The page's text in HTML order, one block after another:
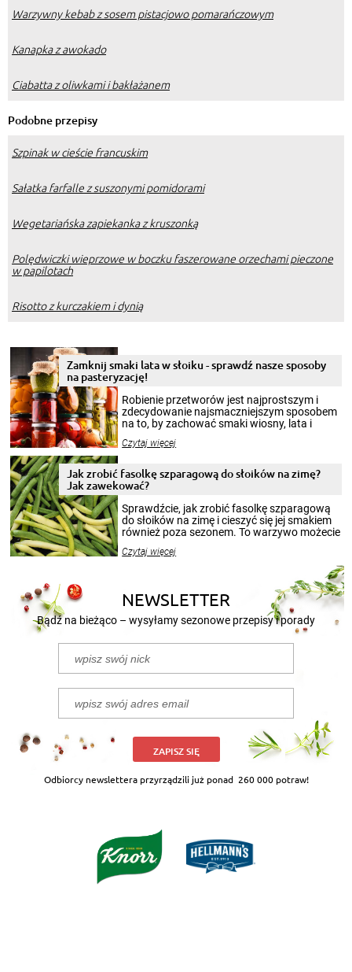
Warzywny kebab z sosem pistacjowo pomarańczowym
Kanapka z awokado
Ciabatta z oliwkami i bakłażanem
Podobne przepisy
Szpinak w cieście francuskim
Sałatka farfalle z suszonymi pomidorami
Wegetariańska zapiekanka z kruszonką
Polędwiczki wieprzowe w boczku faszerowane orzechami pieczone
w papilotach
Risotto z kurczakiem i dynią
Zamknij smaki lata w słoiku - sprawdź nasze sposoby
na pasteryzację!
Robienie przetworów jest najprostszym i
zdecydowanie najsmaczniejszym sposobem
na to, by zachować smaki wiosny, lata i
krajobrazów, by cieszyć nimi oko w sezonie
pełni poczuć atmosferę cieplejszych
miesięcy. Przygotowanie słoików ze
patenty, które pozwolą zachować świeżość
przetworów.
Czytaj więcej
Jak zrobić fasolkę szparagową do słoików na zimę?
Jak zawekować?
Sprawdźcie, jak zrobić fasolkę szparagową
do słoików na zimę i cieszyć się jej smakiem
również poza sezonem. To warzywo możecie
nasze propozycje!
Czytaj więcej
NEWSLETTER
Bądź na bieżąco – wysyłamy sezonowe przepisy i porady
ZAPISZ SIĘ
Odbiorcy newslettera przyrządzili już ponad 260 000 potraw!